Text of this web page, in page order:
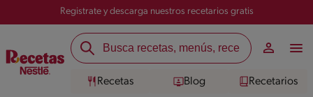
Registrate y descarga nuestros recetarios gratis
Recetas Blog Recetarios